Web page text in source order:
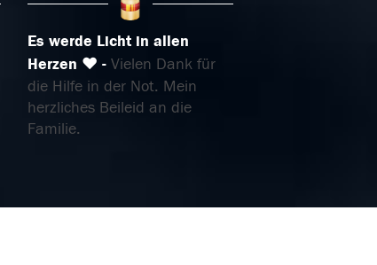
Es werde Licht in allen
Herzen ❤️
Vielen Dank für
die Hilfe in der Not. Mein
herzliches Beileid an die
Familie.
20.01.2024